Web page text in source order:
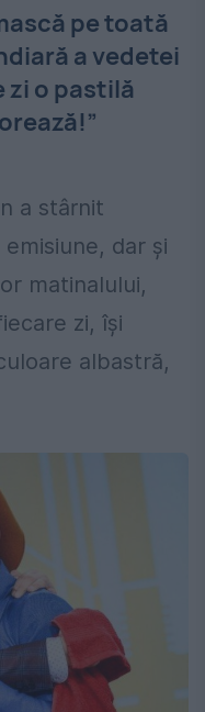
pe toată
a vedetei
zi o pastilă
a stârnit
dar și
matinalului,
zi, își
albastră,